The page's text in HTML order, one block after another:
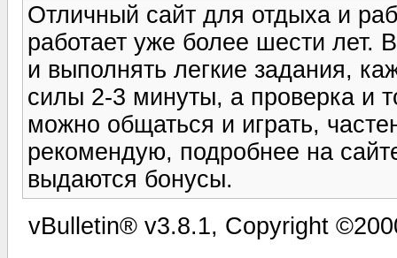
Отличный сайт для отдыха и
работает уже более шести лет.
и выполнять легкие задания,
силы 2-3 минуты, а проверка и
можно общаться и играть,
рекомендую, подробнее на
выдаются бонусы.
vBulletin® v3.8.1, Copyright